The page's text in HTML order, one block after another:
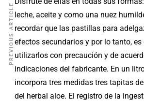
leche, aceite y como una nuez
recordar que las pastillas para
efectos secundarios y por lo tanto, es
utilizarlos con precaución y de
indicaciones del fabricante. En un
incorpora tres medidas tres tapitas
del herbal aloe. El registro de la
PREVIOUS ARTICLE